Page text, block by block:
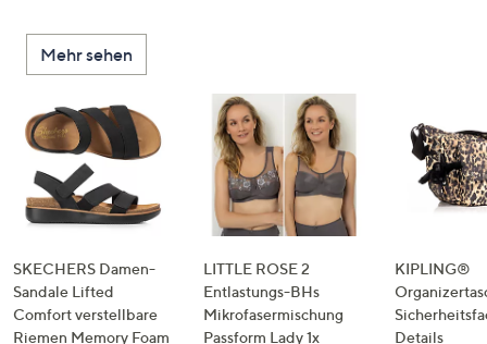
Mehr sehen
SKECHERS Damen-
Sandale Lifted
Comfort verstellbare
Riemen Memory Foam
LITTLE ROSE 2
Entlastungs-BHs
Mikrofasermischung
Passform Lady 1x
KIPLING®
Details